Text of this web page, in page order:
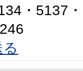
・5137